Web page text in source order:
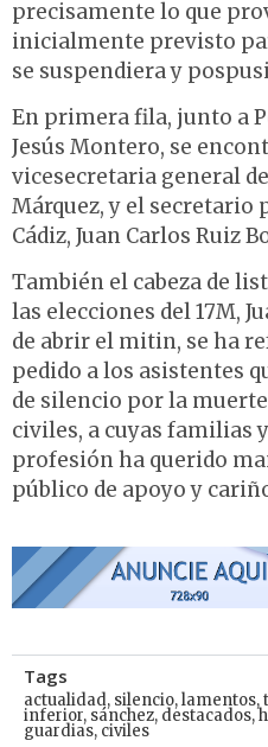
precisamente lo que
inicialmente previsto
se suspendiera y
En primera fila, junto a
Jesús Montero, se
vicesecretaria general
Márquez, y el secretario
Cádiz, Juan Carlos Ruiz
También el cabeza de
las elecciones del 17M,
de abrir el mitin, se ha
pedido a los asistentes
de silencio por la
civiles, a cuyas familias
profesión ha querido
público de apoyo y
Tags
actualidad, silencio,lamentos,
inferior, sánchez, destacados,
guardias, civiles